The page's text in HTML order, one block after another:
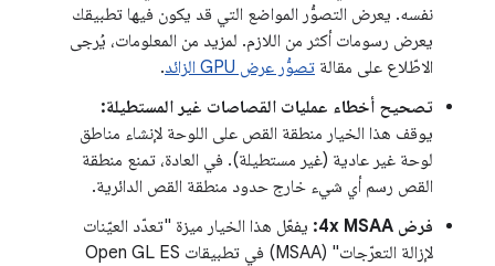
نفسه. يعرض التصوُّر المواضع التي قد يكون فيها تطبيقك
يعرض رسومات أكثر من اللازم. لمزيد من المعلومات، يُرجى
الاطّلاع على مقالة تصوُّر عرض GPU الزائد
.
تصحيح أخطاء عمليات القصاصات غير المستطيلة:
يوقف هذا الخيار منطقة القص على اللوحة لإنشاء مناطق
لوحة غير عادية (غير مستطيلة). في العادة، تمنع منطقة
القص رسم أي شيء خارج حدود منطقة القص الدائرية.
فرض 4x MSAA:
يفعّل هذا الخيار ميزة "تعدّد العيّنات
لإزالة التعرّجات" (MSAA) في تطبيقات Open GL ES